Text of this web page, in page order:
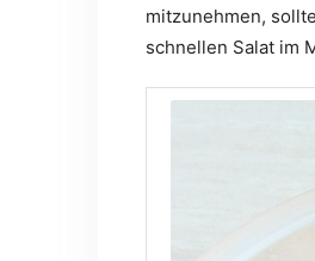
mitzunehmen,
schnellen Salat im